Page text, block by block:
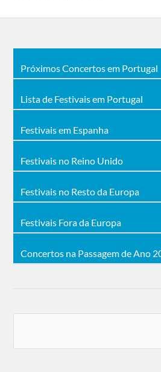
Próximos Concertos em Portugal
Lista de Festivais em Portugal
Festivais em Espanha
Festivais no Reino Unido
Festivais no Resto da Europa
Festivais Fora da Europa
Concertos na Passagem de Ano